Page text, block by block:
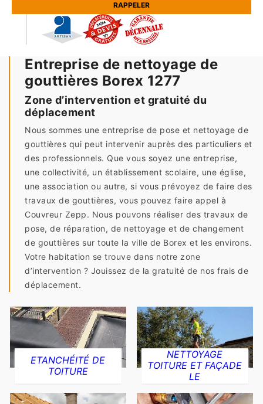
Entreprise de nettoyage de
gouttières Borex 1277
Zone d’intervention et gratuité du
déplacement
Nous sommes une entreprise de pose et nettoyage de
gouttières qui peut intervenir auprès des particuliers et
des professionnels. Que vous soyez une entreprise,
une collectivité, un établissement scolaire, une église,
une association ou autre, si vous prévoyez de faire des
travaux de gouttières, vous pouvez faire appel à
Couvreur Zepp. Nous pouvons réaliser des travaux de
pose, de réparation, de nettoyage et de changement
de gouttières sur toute la ville de Borex et les environs.
Votre habitation se trouve dans notre zone
d’intervention ? Jouissez de la gratuité de nos frais de
déplacement.
ETANCHÉITÉ DE
TOITURE
NETTOYAGE
TOITURE ET FAÇADE
LE